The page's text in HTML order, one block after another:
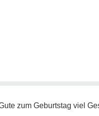
zum Geburtstag viel